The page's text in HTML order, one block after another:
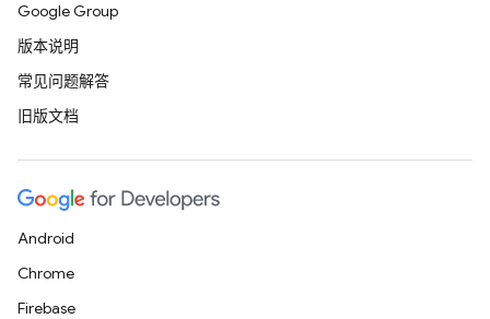
Google Group
版本说明
常见问题解答
旧版文档
Android
Chrome
Firebase